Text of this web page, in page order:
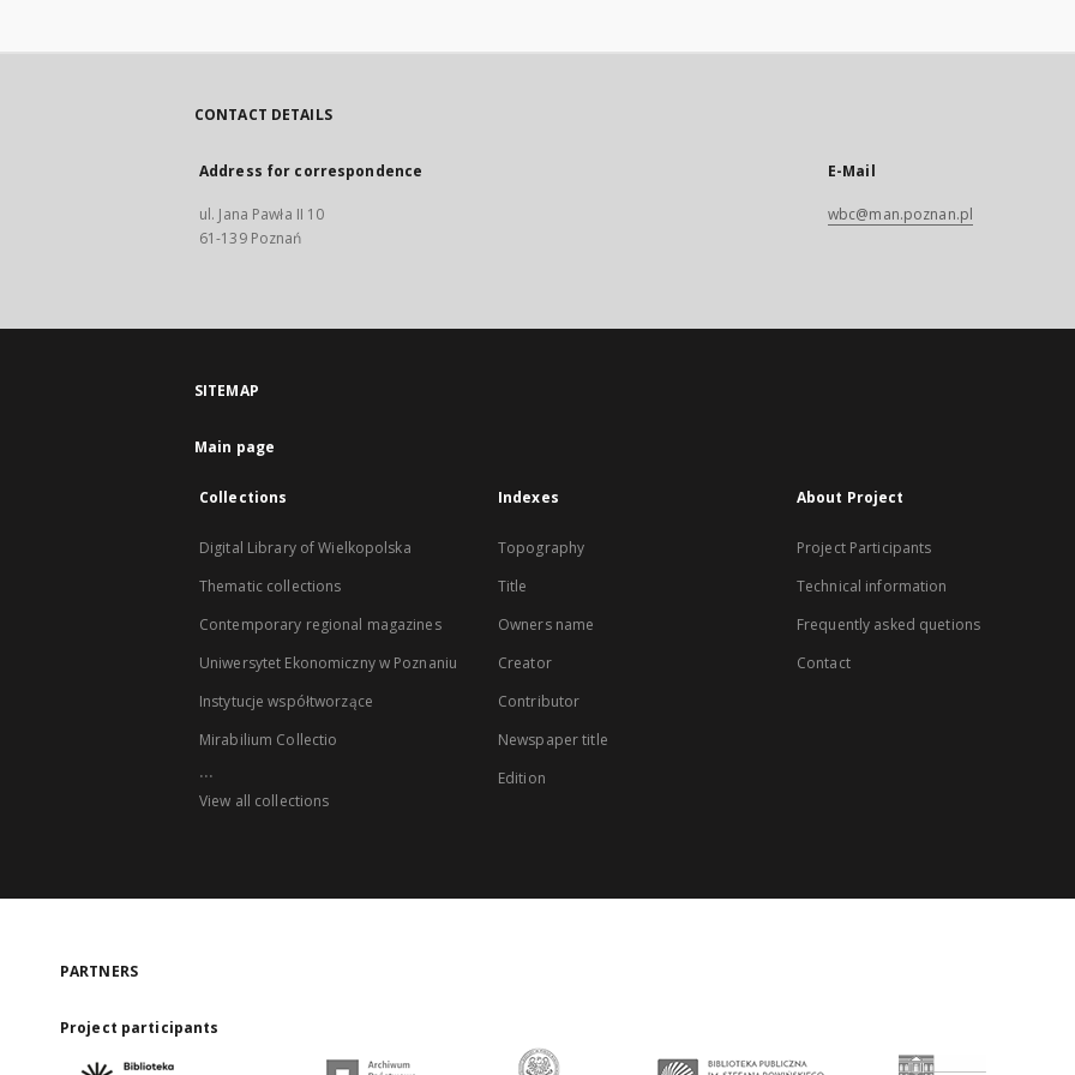
CONTACT DETAILS
Address for correspondence
ul. Jana Pawła II 10
61-139 Poznań
E-Mail
wbc@man.poznan.pl
SITEMAP
Main page
Collections
Digital Library of Wielkopolska
Thematic collections
Contemporary regional magazines
Uniwersytet Ekonomiczny w Poznaniu
Instytucje współtworzące
Mirabilium Collectio
...
View all collections
Indexes
Topography
Title
Owners name
Creator
Contributor
Newspaper title
Edition
About Project
Project Participants
Technical information
Frequently asked quetions
Contact
PARTNERS
Project participants